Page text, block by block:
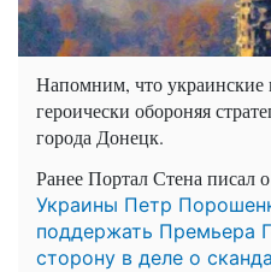
Напомним, что украинские
героически обороняя
города Донецк.
Ранее Портал Стена писал
Украины Петр
поддержать Премьера
сторону в деле о